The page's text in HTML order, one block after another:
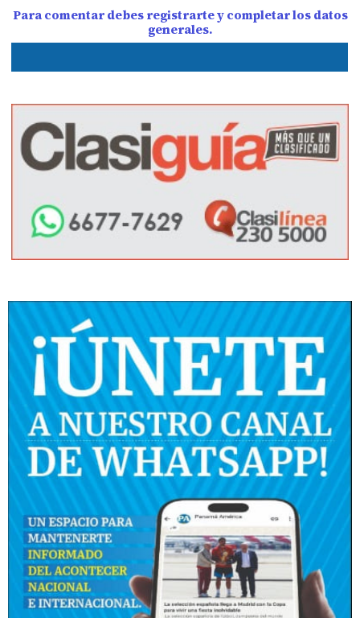
Para comentar debes registrarte y completar los datos
generales.